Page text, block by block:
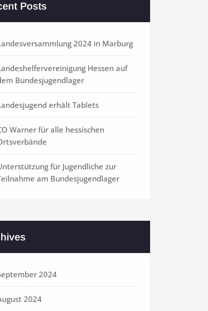
Posts
2024 in Marburg
Hessen auf
Bundesjugendlager
erhält Tablets
Warner für alle hessischen
für Jugendliche zur
am Bundesjugendlager
2024
2024